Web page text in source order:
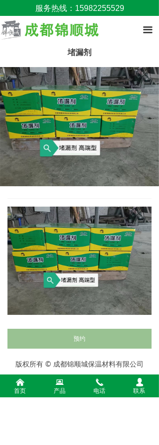
服务热线：15982255529
끀
堵漏剂
预约
电话：
15982255529
手机：
15982255529
版权所有 © 成都锦顺城保温材料有限公司
낀
首页
뀵
产品
끅
电话
넙
联系